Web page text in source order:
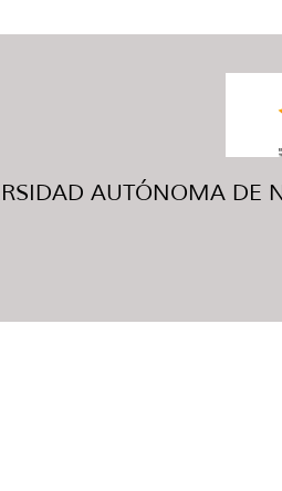
AUTÓNOMA DE